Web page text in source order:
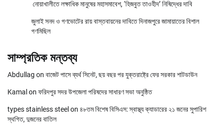
নোয়াখালীতে লক্ষাধিক মানুষের মহাসমাবেশ, ‘হিজবুত তাওহীদ’ নিষিদ্ধের দাবি
জুলাই সনদ ও গণভোটের রায় বাস্তবায়নের দাবিতে দিনাজপুরে জামায়াতের বিশাল
গণমিছিল
সাম্প্রতিক মন্তব্য
Abdullag on বাজেট পাসে ব্যর্থ সিনেট, ছয় বছর পর যুক্তরাষ্ট্রে ফের সরকার শাটডাউন
Kamal on ফরিদপুর সদর উপজেলা পরিষদের সাধারণ সভা অনুষ্ঠিত
types stainless steel on ৪৮তম বিশেষ বিসিএস: স্বাস্থ্য ক্যাডারের ২১ জনের সুপারিশ
স্থগিত, দুজনের বাতিল